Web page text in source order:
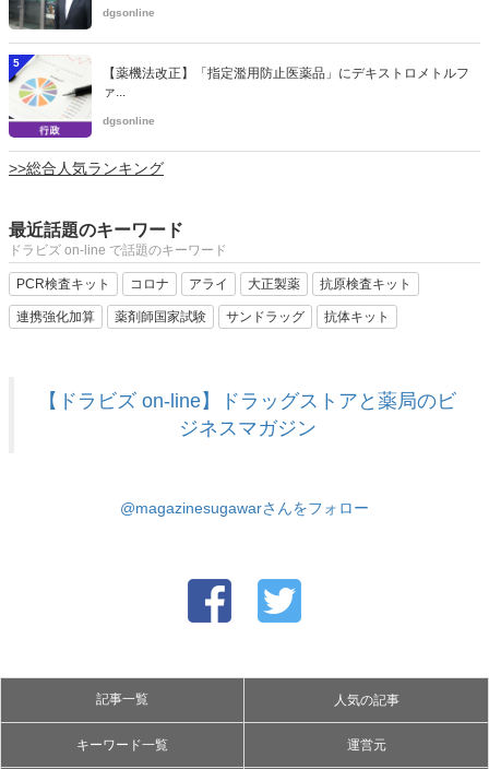
dgsonline
5
【薬機法改正】「指定濫用防止医薬品」にデキストロメトルフ
ァ...
dgsonline
>>総合人気ランキング
最近話題のキーワード
ドラビズ on-line で話題のキーワード
PCR検査キット コロナ アライ 大正製薬 抗原検査キット
連携強化加算 薬剤師国家試験 サンドラッグ 抗体キット
【ドラビズ on-line】ドラッグストアと薬局のビ
ジネスマガジン
@magazinesugawarさんをフォロー
記事一覧 人気の記事
キーワード一覧 運営元